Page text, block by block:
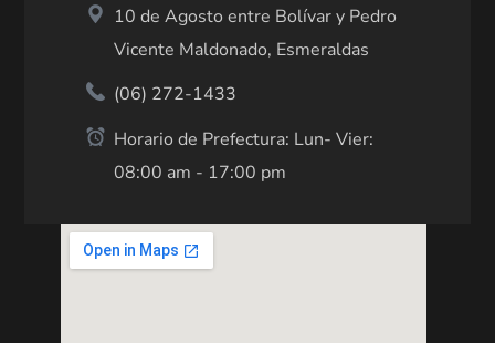
10 de Agosto entre Bolívar y Pedro
Vicente Maldonado, Esmeraldas
(06) 272-1433
Horario de Prefectura: Lun- Vier:
08:00 am - 17:00 pm